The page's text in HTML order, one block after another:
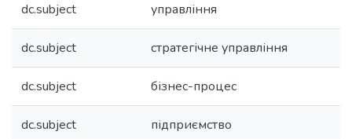
dc.subject управління
dc.subject стратегічне управління
dc.subject бізнес-процес
dc.subject підприємство